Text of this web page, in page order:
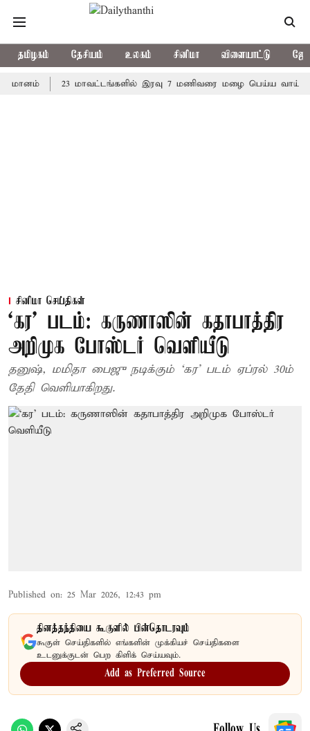
தமிழகம் தேசியம் உலகம் சினிமா விளையாட்டு
23 மாவட்டங்களில் இரவு 7 மணிவரை மழை பெய்ய வாய்ப்பு
சினிமா செய்திகள்
‘கர’ படம்: கருணாஸின் கதாபாத்திர
அறிமுக போஸ்டர் வெளியீடு
தனுஷ், மமிதா பைஜு நடிக்கும் ‘கர’ படம் ஏப்ரல் 30ம்
தேதி வெளியாகிறது.
Published on: 25 Mar 2026, 12:43 pm
தினத்தந்தியை கூகுளில் பின்தொடரவும்
கூகுள் செய்திகளில் எங்களின் முக்கியச் செய்திகளை
உடனுக்குடன் பெற கிளிக் செய்யவும்.
Add as Preferred Source